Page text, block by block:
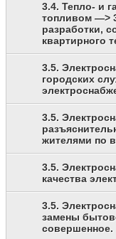
3.4. Тепло- и
топливом —>
разработки,
квартирного
3.5.
городских
3.5.
жителями по
3.5.
качества
3.5.
замены
совершенное.